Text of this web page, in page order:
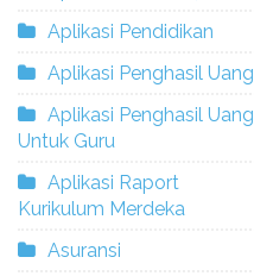
Aplikasi Pendidikan
Aplikasi Penghasil Uang
Aplikasi Penghasil Uang
Untuk Guru
Aplikasi Raport
Kurikulum Merdeka
Asuransi